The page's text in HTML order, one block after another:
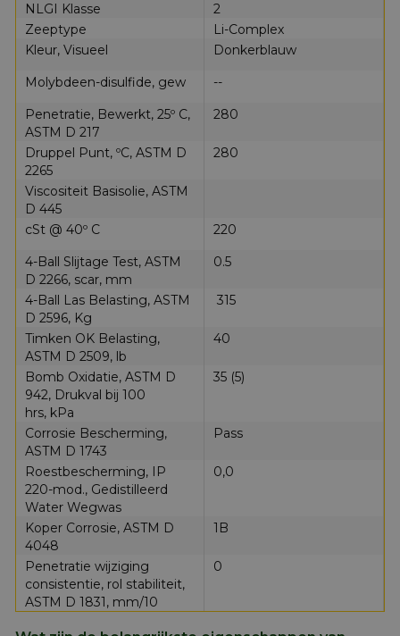
NLGI Klasse
2
Zeeptype
Li-Complex
Kleur, Visueel
Donkerblauw
Molybdeen-disulfide, gew
--
Penetratie, Bewerkt, 25º C,
ASTM D 217
280
Druppel Punt, ºC, ASTM D
2265
280
Viscositeit Basisolie, ASTM
D 445
cSt @ 40º C
220
4-Ball Slijtage Test, ASTM
D 2266, scar, mm
0.5
4-Ball Las Belasting, ASTM
D 2596, Kg
315
Timken OK Belasting,
ASTM D 2509, lb
40
Bomb Oxidatie, ASTM D
942, Drukval bij 100
hrs, kPa
35 (5)
Corrosie Bescherming,
ASTM D 1743
Pass
Roestbescherming, IP
220-mod., Gedistilleerd
Water Wegwas
0,0
Koper Corrosie, ASTM D
4048
1B
Penetratie wijziging
consistentie, rol stabiliteit,
ASTM D 1831, mm/10
0